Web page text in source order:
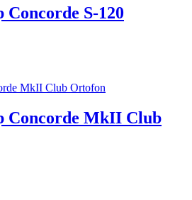
Concorde S-120
Concorde MkII Club